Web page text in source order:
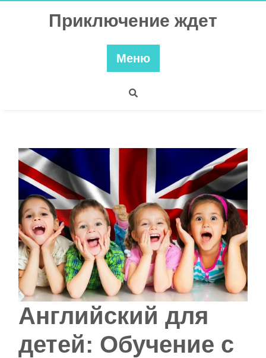
Приключение ждет
Меню
Английский для
детей: Обучение с